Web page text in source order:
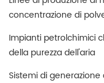
concentrazione di
Impianti petrolchimici
della purezza dell'aria
Sistemi di